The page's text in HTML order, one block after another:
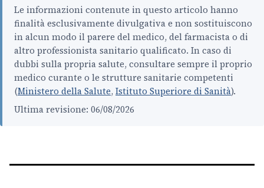
Le informazioni contenute in questo articolo hanno
finalità esclusivamente divulgativa e non sostituiscono
in alcun modo il parere del medico, del farmacista o di
altro professionista sanitario qualificato. In caso di
dubbi sulla propria salute, consultare sempre il proprio
medico curante o le strutture sanitarie competenti
(Ministero della Salute, Istituto Superiore di Sanità).
Ultima revisione: 06/08/2026